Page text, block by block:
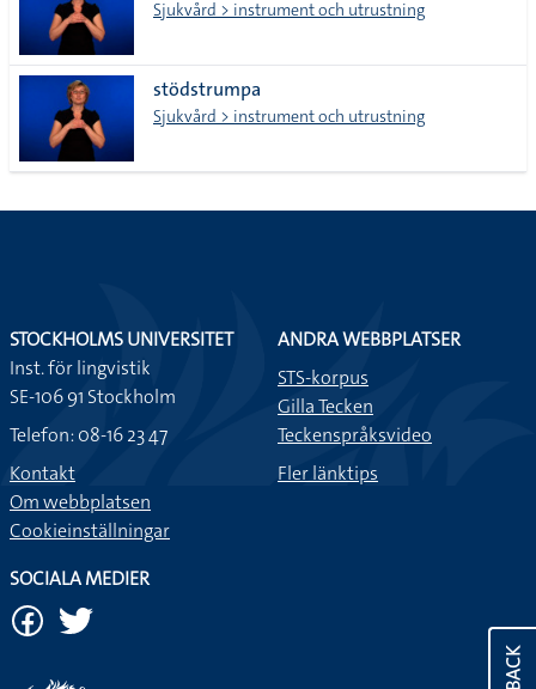
lista
Sjukvård > instrument och utrustning
stödstrumpa
Sjukvård > instrument och utrustning
STOCKHOLMS UNIVERSITET
Inst. för lingvistik
SE-106 91 Stockholm
Telefon: 08-16 23 47
Kontakt
Om webbplatsen
Cookieinställningar
ANDRA WEBBPLATSER
STS-korpus
Gilla Tecken
Teckenspråksvideo
Fler länktips
SOCIALA MEDIER